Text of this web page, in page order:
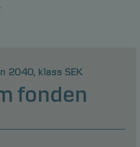
2040, klass SEK
fonden